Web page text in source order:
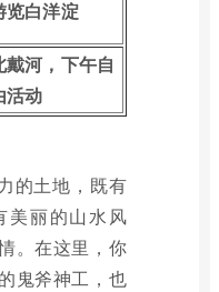
览白洋淀
河，下午自
活动
的土地，既有
美丽的山水风
。在这里，你
鬼斧神工，也